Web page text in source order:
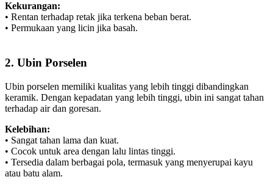
Kekurangan:
• Rentan terhadap retak jika terkena beban berat.
• Permukaan yang licin jika basah.
2. Ubin Porselen
Ubin porselen memiliki kualitas yang lebih tinggi dibandingkan
keramik. Dengan kepadatan yang lebih tinggi, ubin ini sangat tahan
terhadap air dan goresan.
Kelebihan:
• Sangat tahan lama dan kuat.
• Cocok untuk area dengan lalu lintas tinggi.
• Tersedia dalam berbagai pola, termasuk yang menyerupai kayu
atau batu alam.